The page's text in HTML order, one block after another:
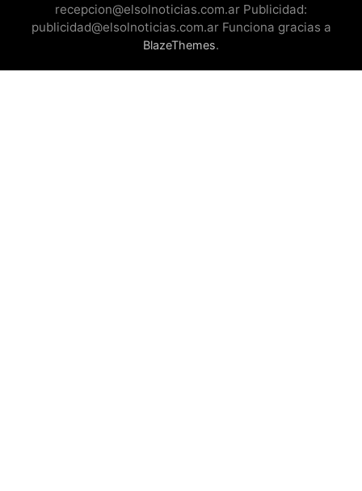
recepcion@elsolnoticias.com.ar Publicidad:
publicidad@elsolnoticias.com.ar Funciona gracias a
BlazeThemes.